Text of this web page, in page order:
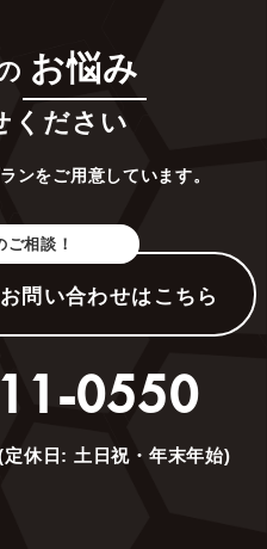
お悩み
ください
ンをご用意しています。
ご相談！
問い合わせはこちら
0550
定休日: 土日祝・年末年始)